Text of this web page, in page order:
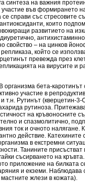
синтеза на важния
участие във формирането
справи със стресовите
които
развитието на
свойство – на цинков
който се
превежда през
на вирусите и
бета-каротинът
участие в
т.н. Рутинът (кверцетин-3-
рутиноза.
на кръвоносните
и спазмолитично,
ток и очното налягане.
действие. Катехините
в екстремни
Танините присъстват
съсирването на
приложение на билката
и екземи.
жлези в кожата).